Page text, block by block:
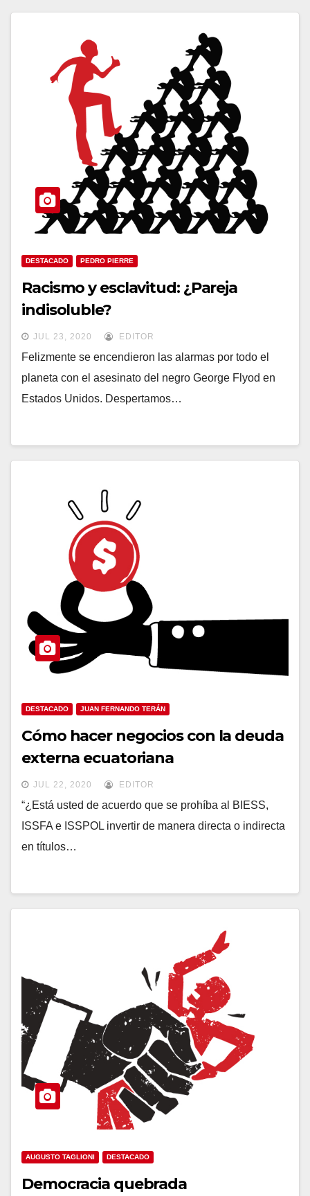
DESTACADO PEDRO PIERRE
Racismo y esclavitud: ¿Pareja
indisoluble?
JUL 23, 2020 EDITOR
Felizmente se encendieron las alarmas por todo el
planeta con el asesinato del negro George Flyod en
Estados Unidos. Despertamos…
DESTACADO JUAN FERNANDO TERÁN
Cómo hacer negocios con la deuda
externa ecuatoriana
JUL 22, 2020 EDITOR
“¿Está usted de acuerdo que se prohíba al BIESS,
ISSFA e ISSPOL invertir de manera directa o indirecta
en títulos…
AUGUSTO TAGLIONI DESTACADO
Democracia quebrada